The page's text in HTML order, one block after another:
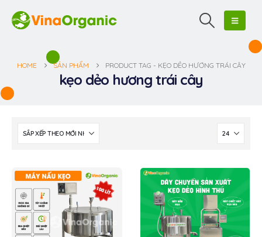
HOME SẢN PHẨM PRODUCT TAG - KẸO DẺO HƯƠNG TRÁI CÂY
kẹo dẻo hương trái cây